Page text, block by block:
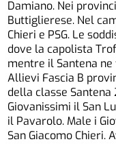
Damiano. Nei
Buttiglierese. Nel
Chieri e PSG. Le
dove la capolista
mentre il Santena
Allievi Fascia B
della classe Santena
Giovanissimi il San
il Pavarolo. Male i
San Giacomo Chieri.